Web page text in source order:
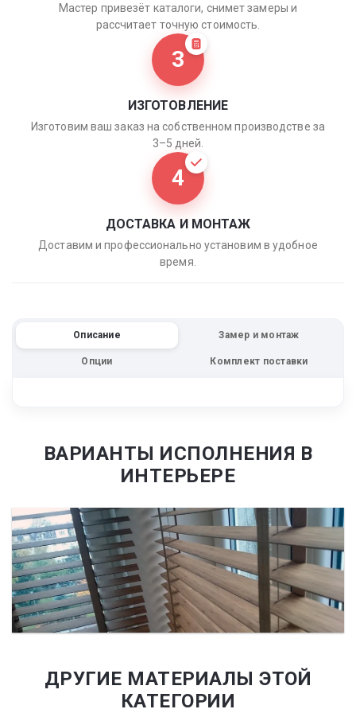
Мастер привезёт каталоги, снимет замеры и
рассчитает точную стоимость.
3
ИЗГОТОВЛЕНИЕ
Изготовим ваш заказ на собственном производстве за
3–5 дней.
4
ДОСТАВКА И МОНТАЖ
Доставим и профессионально установим в удобное
время.
Описание Замер и монтаж
Опции Комплект поставки
ВАРИАНТЫ ИСПОЛНЕНИЯ В
ИНТЕРЬЕРЕ
ДРУГИЕ МАТЕРИАЛЫ ЭТОЙ
КАТЕГОРИИ